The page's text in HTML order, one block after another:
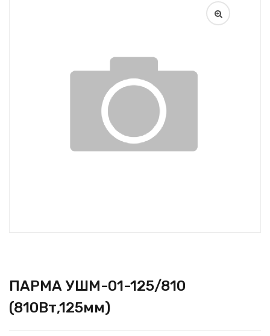
ПАРМА УШМ-01-125/810
(810Вт,125мм)